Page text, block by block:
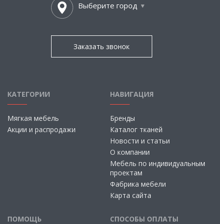
Выберите город
Заказать звонок
КАТЕГОРИИ
Мягкая мебель
Акции и распродажи
НАВИГАЦИЯ
Бренды
Каталог тканей
Новости и статьи
О компании
Мебель по индивидуальным
проектам
Фабрика мебели
Карта сайта
ПОМОЩЬ СПОСОБЫ ОПЛАТЫ